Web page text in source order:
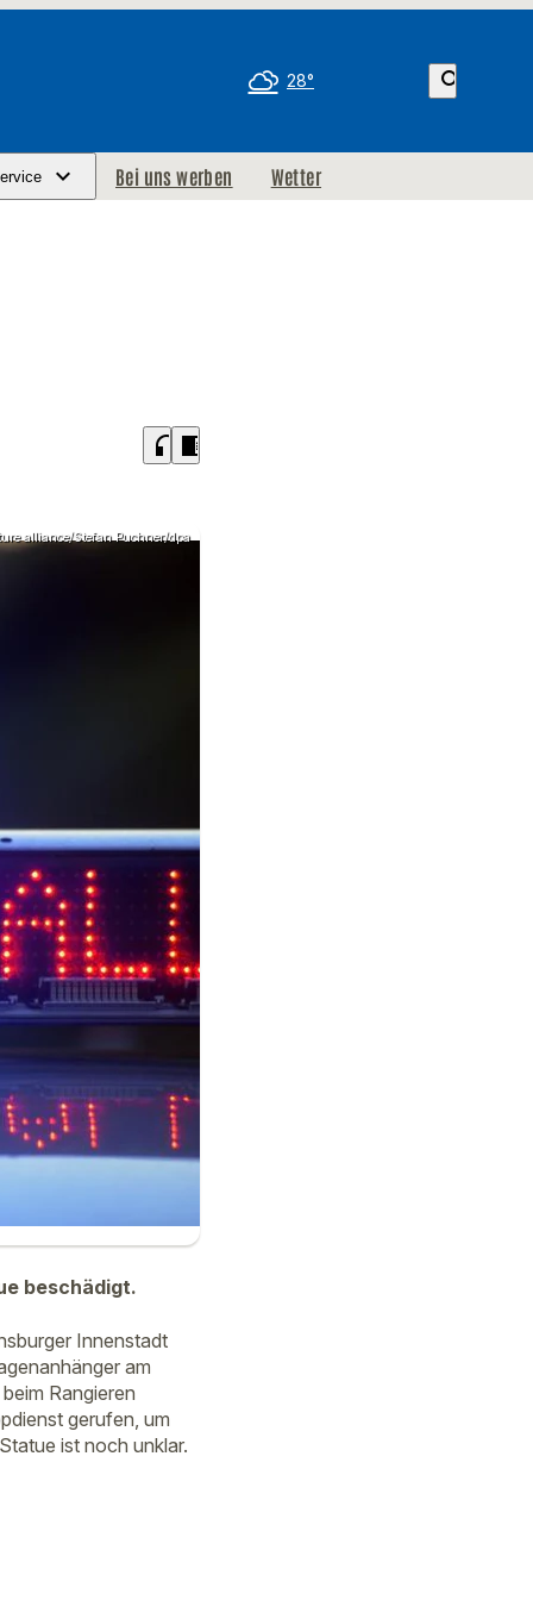
28° search
Bei uns werben Wetter
headphones chrome_reader_mode
alliance/Stefan Puchner/dpa
beschädigt.
Innenstadt
am
Rangieren
gerufen, um
ist noch unklar.